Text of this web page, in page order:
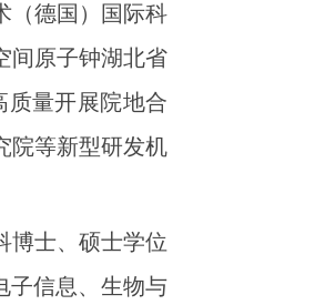
（德国）国际科
间原子钟湖北省
质量开展院地合
院等新型研发机
博士、硕士学位
子信息、生物与